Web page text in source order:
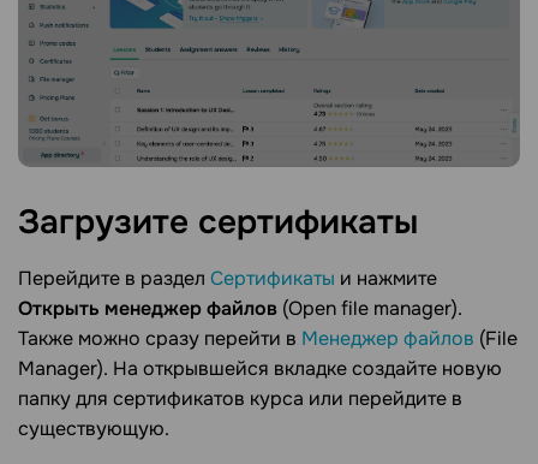
Загрузите сертификаты
Перейдите в раздел Сертификаты и нажмите
Открыть менеджер файлов (Open file manager).
Также можно сразу перейти в Менеджер файлов (File
Manager). На открывшейся вкладке создайте новую
папку для сертификатов курса или перейдите в
существующую.